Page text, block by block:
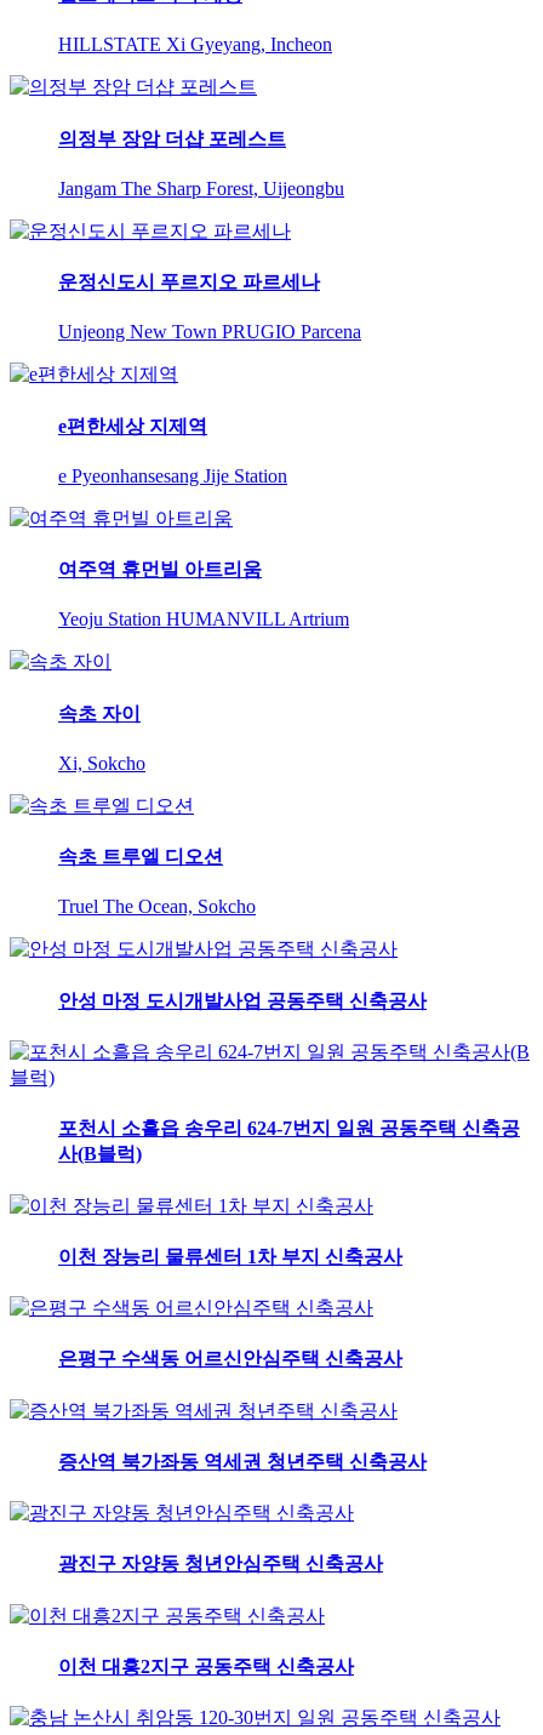
HILLSTATE Xi Gyeyang, Incheon
의정부 장암 더샵 포레스트
Jangam The Sharp Forest, Uijeongbu
운정신도시 푸르지오 파르세나
Unjeong New Town PRUGIO Parcena
e편한세상 지제역
e Pyeonhansesang Jije Station
여주역 휴먼빌 아트리움
Yeoju Station HUMANVILL Artrium
속초 자이
Xi, Sokcho
속초 트루엘 디오션
Truel The Ocean, Sokcho
안성 마정 도시개발사업 공동주택 신축공사
포천시 소흘읍 송우리 624-7번지 일원 공동주택 신축공
사(B블럭)
이천 장능리 물류센터 1차 부지 신축공사
은평구 수색동 어르신안심주택 신축공사
증산역 북가좌동 역세권 청년주택 신축공사
광진구 자양동 청년안심주택 신축공사
이천 대흥2지구 공동주택 신축공사